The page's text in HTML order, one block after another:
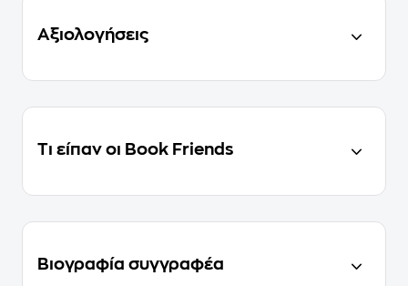
Αξιολογήσεις
Τι είπαν οι Book Friends
Βιογραφία συγγραφέα